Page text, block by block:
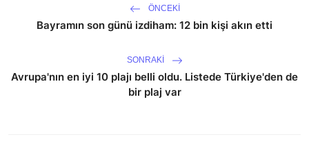
ÖNCEKI
Bayramın son günü izdiham: 12 bin kişi akın etti
SONRAKI
Avrupa'nın en iyi 10 plajı belli oldu. Listede Türkiye'den de
bir plaj var